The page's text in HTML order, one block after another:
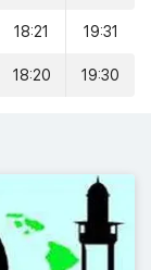
18:21 19:31
18:20 19:30